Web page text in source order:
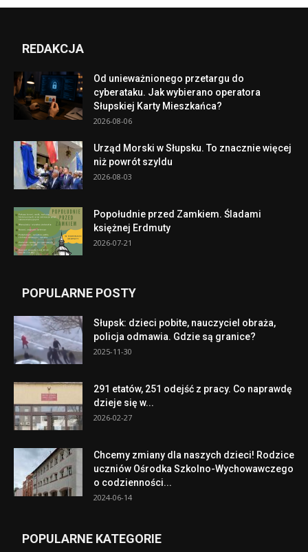
REDAKCJA
Od unieważnionego przetargu do
cyberataku. Jak wybierano operatora
Słupskiej Karty Mieszkańca?
2026-08-06
Urząd Morski w Słupsku. To znacznie więcej
niż powrót szyldu
2026-08-03
Popołudnie przed Zamkiem. Śladami
księżnej Erdmuty
2026-07-21
POPULARNE POSTY
Słupsk: dzieci pobite, nauczyciel obraża,
policja odmawia. Gdzie są granice?
2025-11-30
291 etatów, 251 odejść z pracy. Co naprawdę
dzieje się w...
2026-02-27
Chcemy zmiany dla naszych dzieci! Rodzice
uczniów Ośrodka Szkolno-Wychowawczego
o codzienności...
2024-06-14
POPULARNE KATEGORIE